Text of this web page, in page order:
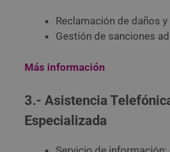
Reclamación de daños
Gestión de sanciones
Más información
3.- Asistencia
Especializada